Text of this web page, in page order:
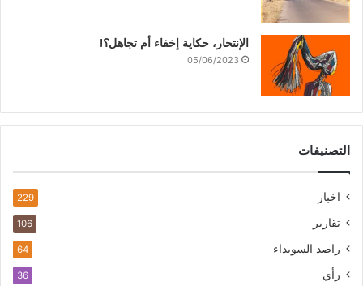
الإنتحار، حكاية إخفاء أم تجاهل؟!
05/06/2023
التصنيفات
اخبار 229
تقارير 106
راصد السويداء 64
رأي 36